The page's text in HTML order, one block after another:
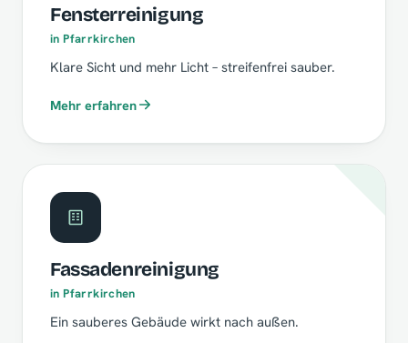
Fensterreinigung
in Pfarrkirchen
Klare Sicht und mehr Licht – streifenfrei sauber.
Mehr erfahren
Fassadenreinigung
in Pfarrkirchen
Ein sauberes Gebäude wirkt nach außen.